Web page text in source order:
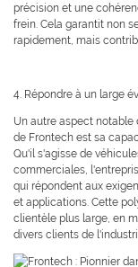
précision et une
frein. Cela garantit non
rapidement, mais
4. Répondre à un large
Un autre aspect notable
de Frontech est sa
Qu'il s'agisse de
commerciales,
qui répondent aux
et applications. Cette
clientèle plus large, en
divers clients de